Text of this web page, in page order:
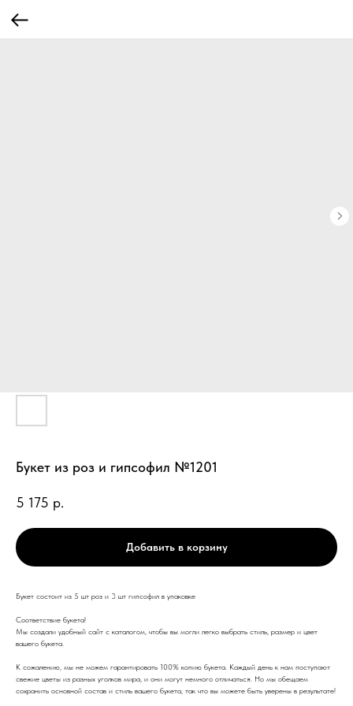
Букет из роз и гипсофил №1201
5 175 р.
Добавить в корзину
Букет состоит из 5 шт роз и 3 шт гипсофил в упаковке
Соответствие букета!
Мы создали удобный сайт с каталогом, чтобы вы могли легко выбрать стиль, размер и цвет
вашего букета.
К сожалению, мы не можем гарантировать 100% копию букета. Каждый день к нам поступают
свежие цветы из разных уголков мира, и они могут немного отличаться. Но мы обещаем
сохранить основной состав и стиль вашего букета, так что вы можете быть уверены в результате!